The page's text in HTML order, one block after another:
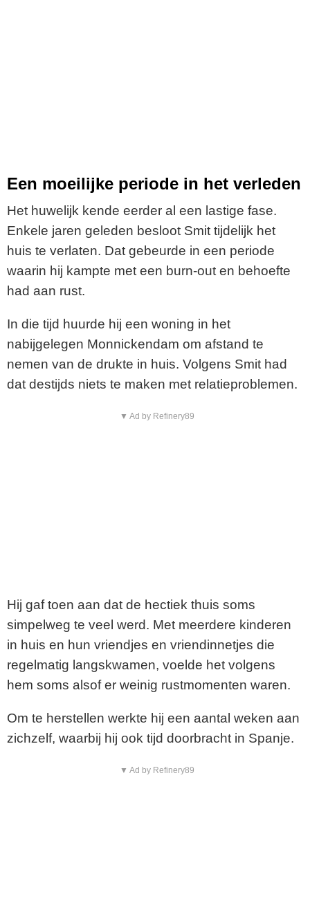
Een moeilijke periode in het verleden
Het huwelijk kende eerder al een lastige fase.
Enkele jaren geleden besloot Smit tijdelijk het
huis te verlaten. Dat gebeurde in een periode
waarin hij kampte met een burn-out en behoefte
had aan rust.
In die tijd huurde hij een woning in het
nabijgelegen Monnickendam om afstand te
nemen van de drukte in huis. Volgens Smit had
dat destijds niets te maken met relatieproblemen.
▼ Ad by Refinery89
Hij gaf toen aan dat de hectiek thuis soms
simpelweg te veel werd. Met meerdere kinderen
in huis en hun vriendjes en vriendinnetjes die
regelmatig langskwamen, voelde het volgens
hem soms alsof er weinig rustmomenten waren.
Om te herstellen werkte hij een aantal weken aan
zichzelf, waarbij hij ook tijd doorbracht in Spanje.
▼ Ad by Refinery89